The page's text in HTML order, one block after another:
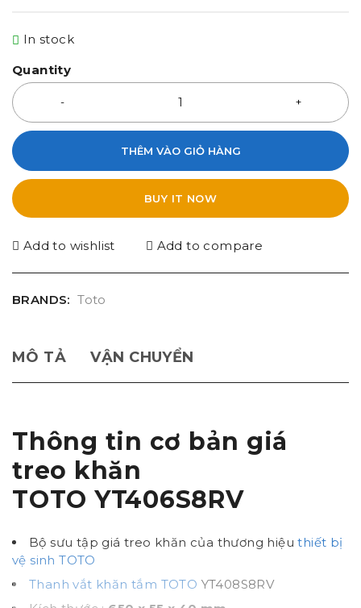
In stock
Quantity
THÊM VÀO GIỎ HÀNG
BUY IT NOW
Add to wishlist Add to compare
BRANDS: Toto
MÔ TẢ VẬN CHUYỂN
Thông tin cơ bản giá
treo khăn
TOTO YT406S8RV
Bộ sưu tập giá treo khăn của thương hiệuthiết bị
vệ sinh TOTO
Thanh vắt khăn tắm TOTO YT408S8RV